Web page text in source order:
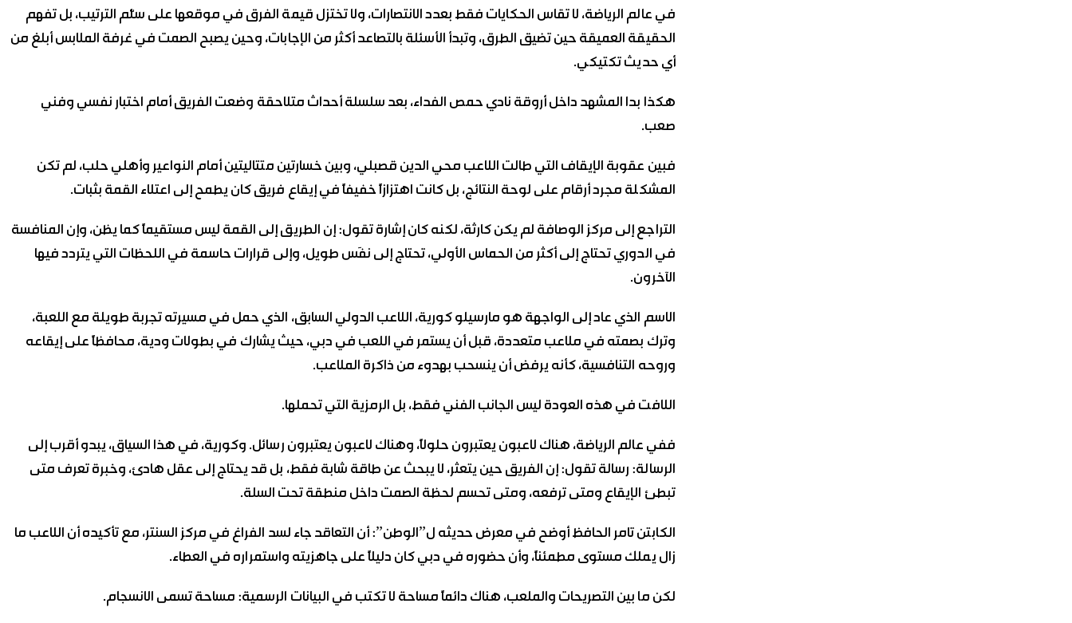
في عالم الرياضة، لا تقاس الحكايات فقط بعدد الانتصارات، ولا تختزل قيمة الفرق في موقعها على سلّم الترتيب، بل تفهم
الحقيقة العميقة حين تضيق الطرق، وتبدأ الأسئلة بالتصاعد أكثر من الإجابات، وحين يصبح الصمت في غرفة الملابس أبلغ من
أي حديث تكتيكي.
هكذا بدا المشهد داخل أروقة نادي حمص الفداء، بعد سلسلة أحداث متلاحقة وضعت الفريق أمام اختبار نفسي وفني
صعب.
فبين عقوبة الإيقاف التي طالت اللاعب محي الدين قصبلي، وبين خسارتين متتاليتين أمام النواعير وأهلي حلب، لم تكن
المشكلة مجرد أرقام على لوحة النتائج، بل كانت اهتزازاً خفيفاً في إيقاع فريق كان يطمح إلى اعتلاء القمة بثبات.
التراجع إلى مركز الوصافة لم يكن كارثة، لكنه كان إشارة تقول: إن الطريق إلى القمة ليس مستقيماً كما يظن، وإن المنافسة
في الدوري تحتاج إلى أكثر من الحماس الأولي، تحتاج إلى نفَس طويل، وإلى قرارات حاسمة في اللحظات التي يتردد فيها
الآخرون.
الاسم الذي عاد إلى الواجهة هو مارسيلو كورية، اللاعب الدولي السابق، الذي حمل في مسيرته تجربة طويلة مع اللعبة،
وترك بصمته في ملاعب متعددة، قبل أن يستمر في اللعب في دبي، حيث يشارك في بطولات ودية، محافظاً على إيقاعه
وروحه التنافسية، كأنه يرفض أن ينسحب بهدوء من ذاكرة الملاعب.
اللافت في هذه العودة ليس الجانب الفني فقط، بل الرمزية التي تحملها.
ففي عالم الرياضة، هناك لاعبون يعتبرون حلولاً، وهناك لاعبون يعتبرون رسائل. وكورية، في هذا السياق، يبدو أقرب إلى
الرسالة: رسالة تقول: إن الفريق حين يتعثر، لا يبحث عن طاقة شابة فقط، بل قد يحتاج إلى عقل هادئ، وخبرة تعرف متى
تبطئ الإيقاع ومتى ترفعه، ومتى تحسم لحظة الصمت داخل منطقة تحت السلة.
الكابتن تامر الحافظ أوضح في معرض حديثه ل”الوطن”: أن التعاقد جاء لسد الفراغ في مركز السنتر، مع تأكيده أن اللاعب ما
زال يملك مستوى مطمئناً، وأن حضوره في دبي كان دليلاً على جاهزيته واستمراره في العطاء.
لكن ما بين التصريحات والملعب، هناك دائماً مساحة لا تكتب في البيانات الرسمية: مساحة تسمى الانسجام.